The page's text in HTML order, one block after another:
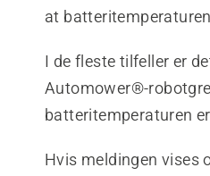
at
I de fleste tilfeller er
Automower®-
batteritemperaturen
Hvis meldingen vises